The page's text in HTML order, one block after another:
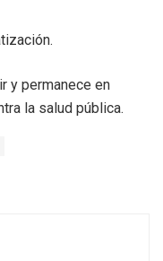
y permanece en
la salud pública.